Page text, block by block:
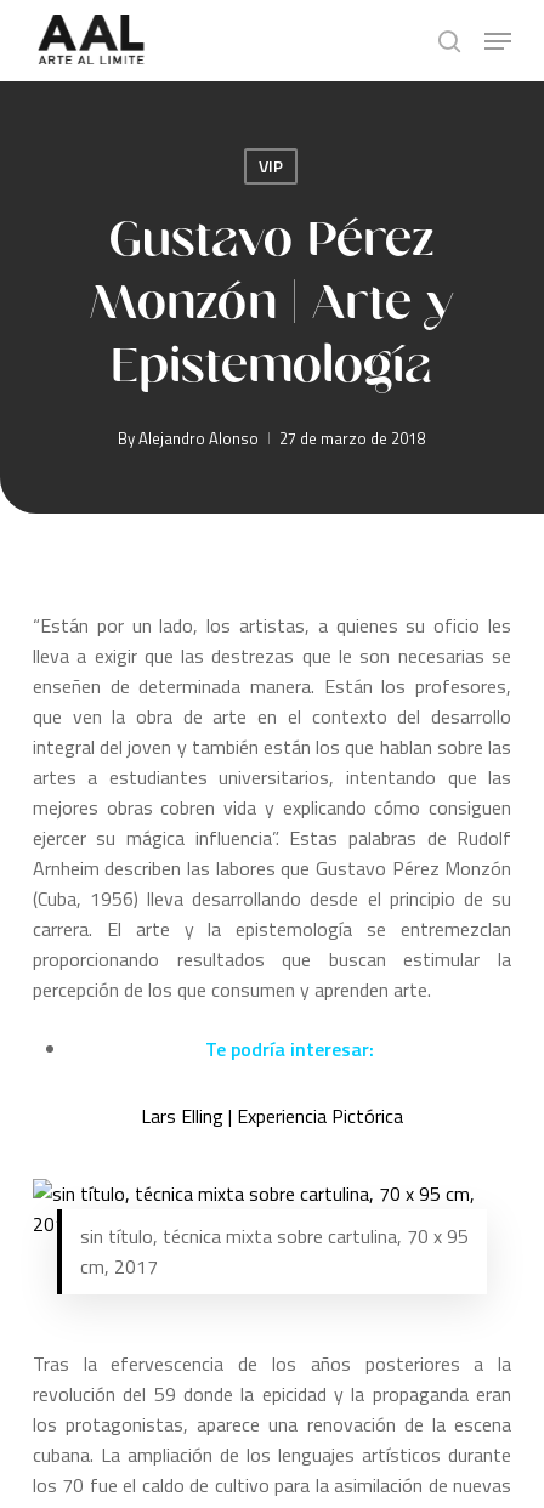
main
search
Menu
VIP
Gustavo Pérez
Monzón | Arte y
Epistemología
ByAlejandro Alonso 27 de marzo de 2018
“Están por un lado, los artistas, a quienes su oficio les
lleva a exigir que las destrezas que le son necesarias se
enseñen de determinada manera. Están los profesores,
que ven la obra de arte en el contexto del desarrollo
integral del joven y también están los que hablan sobre las
artes a estudiantes universitarios, intentando que las
mejores obras cobren vida y explicando cómo consiguen
ejercer su mágica influencia”. Estas palabras de Rudolf
Arnheim describen las labores que Gustavo Pérez Monzón
(Cuba, 1956) lleva desarrollando desde el principio de su
carrera. El arte y la epistemología se entremezclan
proporcionando resultados que buscan estimular la
percepción de los que consumen y aprenden arte.
Te podría interesar:
Lars Elling | Experiencia Pictórica
sin título, técnica mixta sobre cartulina, 70 x 95
cm, 2017
Tras la efervescencia de los años posteriores a la
revolución del 59 donde la epicidad y la propaganda eran
los protagonistas, aparece una renovación de la escena
cubana. La ampliación de los lenguajes artísticos durante
los 70 fue el caldo de cultivo para la asimilación de nuevas